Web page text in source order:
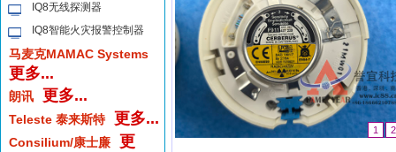
IQ8无线探测器
IQ8智能火灾报警控制器
马麦克MAMAC Systems
更多...
朗讯 更多...
Teleste 泰来斯特 更多...
Consilium/康士廉
更
1